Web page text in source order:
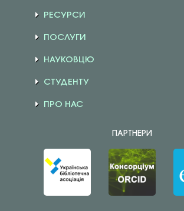
РЕСУРСИ
ПОСЛУГИ
НАУКОВЦЮ
СТУДЕНТУ
ПРО НАС
ПАРТНЕРИ